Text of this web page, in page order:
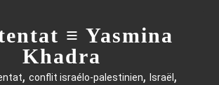
≡ Yasmina
Khadra
, conflit israélo-palestinien, Israël ,